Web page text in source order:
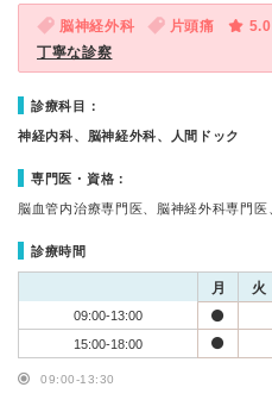
脳神経外科 片頭痛
5.0
丁寧な診察
診療科目：
神経内科、脳神経外科、人間ドック
専門医・資格：
脳血管内治療専門医、脳神経外科専門
診療時間
月 火
09:00-13:00
15:00-18:00
09:00-13:30